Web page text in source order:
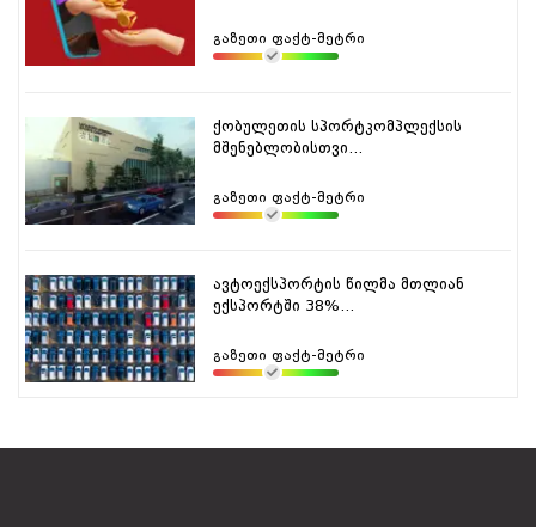
გაზეთი ფაქტ-მეტრი
ქობულეთის სპორტკომპლექსის
მშენებლობისთვი...
გაზეთი ფაქტ-მეტრი
ავტოექსპორტის წილმა მთლიან
ექსპორტში 38%...
გაზეთი ფაქტ-მეტრი